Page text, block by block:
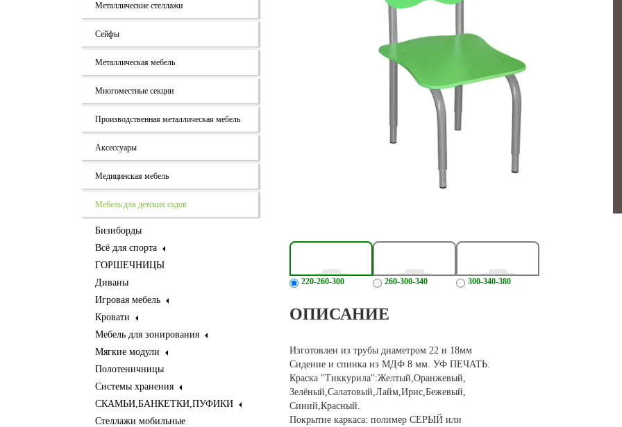
Металлические стеллажи
Сейфы
Металлическая мебель
Многоместные секции
Производственная металлическая мебель
Аксессуары
Медицинская мебель
Мебель для детских садов
Бизиборды
Всё для спорта
ГОРШЕЧНИЦЫ
Диваны
Игровая мебель
Кровати
Мебель для зонирования
Мягкие модули
Полотеничницы
Системы хранения
СКАМЬИ,БАНКЕТКИ,ПУФИКИ
Стеллажи мобильные
220-260-300 260-300-340 300-340-380
ОПИСАНИЕ
Изготовлен из трубы диаметром 22 и 18мм
Сидение и спинка из МДФ 8 мм. УФ ПЕЧАТЬ.
Краска "Тиккурила":Желтый,Оранжевый,
Зелёный,Салатовый,Лайм,Ирис,Бежевый,
Синий,Красный.
Покрытие каркаса: полимер СЕРЫЙ или